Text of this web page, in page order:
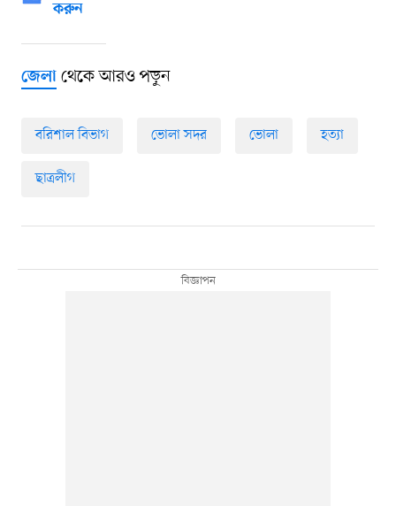
করুন
জেলাথেকে আরও পড়ুন
বরিশাল বিভাগ ভোলা সদর ভোলা হত্যা
ছাত্রলীগ